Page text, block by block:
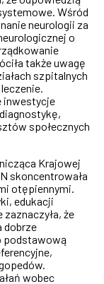
Wśród
neurologii za
o
także uwagę
szpitalnych
inwestycje
społecznych
Krajowej
skoncentrowała
otępiennymi.
edukacji
że
dobrze
podstawową
wobec